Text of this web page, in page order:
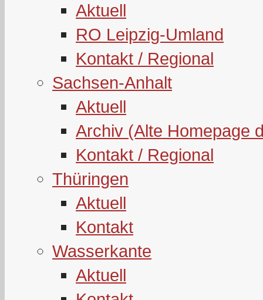
Aktuell
RO Leipzig-Umland
Kontakt / Regional
Sachsen-Anhalt
Aktuell
Archiv (Alte Homepage
Kontakt / Regional
Thüringen
Aktuell
Kontakt
Wasserkante
Aktuell